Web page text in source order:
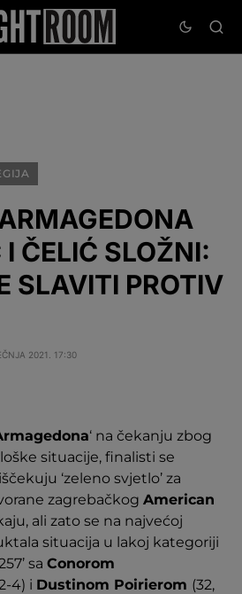
ČELIĆ SLOŽNI:
SLAVITI PROTIV
2021. 17:30
‘ na čekanju zbog
situacije, finalisti se
‘zeleno svjetlo’ za
zagrebačkog American
ali zato se na najvećoj
situacija u lakoj kategoriji
sa Conorom
4) i Dustinom Poirierom (32,